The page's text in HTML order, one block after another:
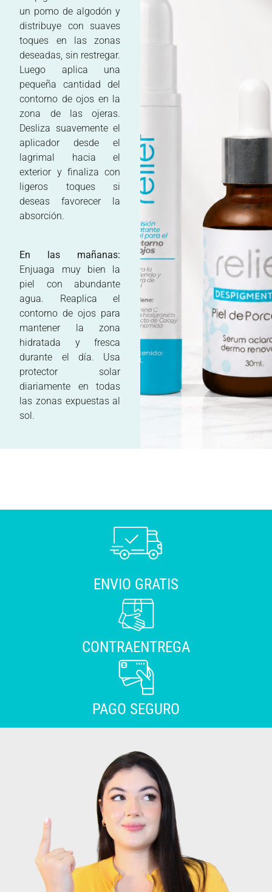
un pomo de algodón y
distribuye con suaves
toques en las zonas
deseadas, sin restregar.
Luego aplica una
pequeña cantidad del
contorno de ojos en la
zona de las ojeras.
Desliza suavemente el
aplicador desde el
lagrimal hacia el
exterior y finaliza con
ligeros toques si
deseas favorecer la
absorción.
En las mañanas:
Enjuaga muy bien la
piel con abundante
agua. Reaplica el
contorno de ojos para
mantener la zona
hidratada y fresca
durante el día. Usa
protector solar
diariamente en todas
las zonas expuestas al
sol.
ENVIO GRATIS
CONTRAENTREGA
PAGO SEGURO